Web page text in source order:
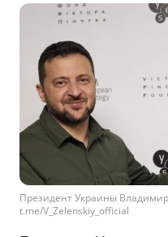
Президент Украины
t.me/V_Zelenskiy_official